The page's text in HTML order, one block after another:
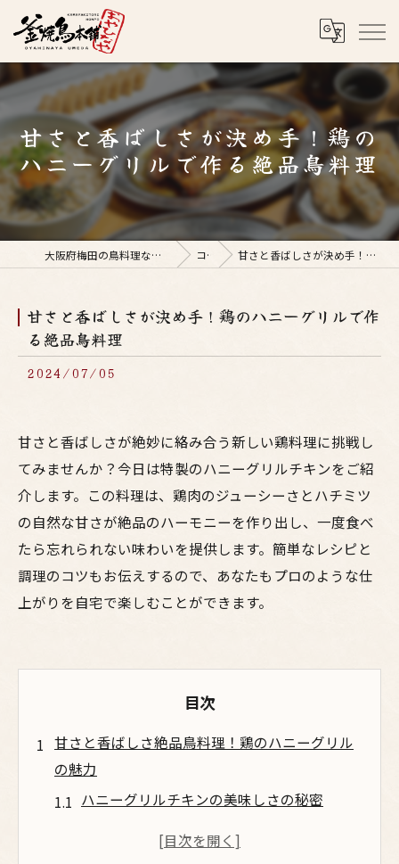
甘さと香ばしさが決め手！鶏の
ハニーグリルで作る絶品鳥料理
大阪府梅田の鳥料理なら釜焼鳥本舗おやひなや 梅田店 コラム 甘さと香ばしさが決め手！鶏のハニーグリルで作る絶品鳥料理
甘さと香ばしさが決め手！鶏のハニーグリルで作
る絶品鳥料理
2024/07/05
甘さと香ばしさが絶妙に絡み合う新しい鶏料理に挑戦し
てみませんか？今日は特製のハニーグリルチキンをご紹
介します。この料理は、鶏肉のジューシーさとハチミツ
の自然な甘さが絶品のハーモニーを作り出し、一度食べ
たら忘れられない味わいを提供します。簡単なレシピと
調理のコツもお伝えするので、あなたもプロのような仕
上がりを自宅で楽しむことができます。
目次
甘さと香ばしさ絶品鳥料理！鶏のハニーグリル
の魅力
ハニーグリルチキンの美味しさの秘密
絶妙なバランスを生むハチミツの役割